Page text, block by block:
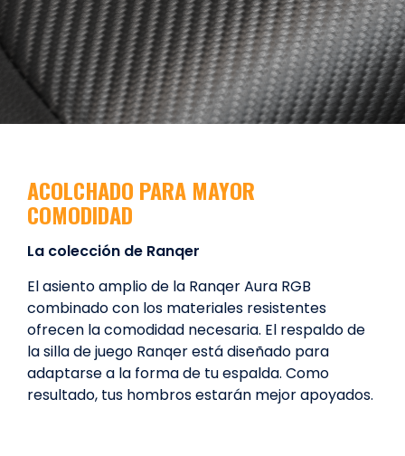
ACOLCHADO PARA MAYOR
COMODIDAD
La colección de Ranqer
El asiento amplio de la Ranqer Aura RGB
combinado con los materiales resistentes
ofrecen la comodidad necesaria. El respaldo de
la silla de juego Ranqer está diseñado para
adaptarse a la forma de tu espalda. Como
resultado, tus hombros estarán mejor apoyados.